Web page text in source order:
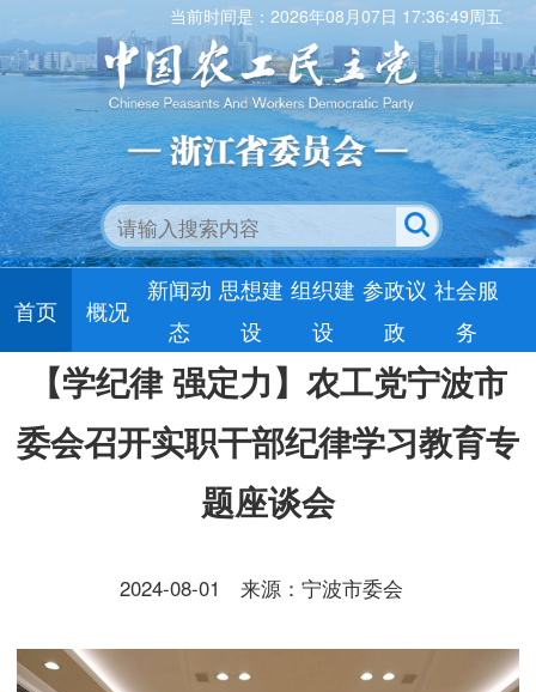
当前时间是：2026年08月07日 17:36:50周五
首页 概况
新闻动
态
思想建
设
组织建
设
参政议
政
社会服
务
【学纪律 强定力】农工党宁波市
委会召开实职干部纪律学习教育专
题座谈会
2024-08-01 来源：宁波市委会